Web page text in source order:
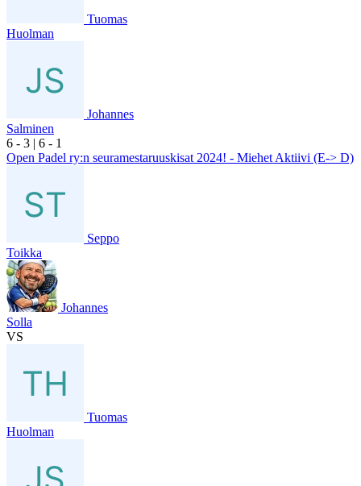
Tuomas
Huolman
Johannes
Salminen
6 - 3 | 6 - 1
Open Padel ry:n seuramestaruuskisat 2024! - Miehet Aktiivi (E-> D)
Seppo
Toikka
Johannes
Solla
VS
Tuomas
Huolman